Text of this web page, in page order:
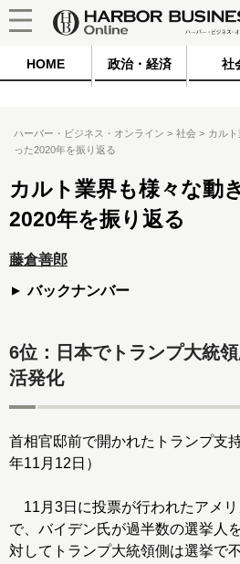
HOME 政治・経済 社
ハーバー・ビジネス・オンライン 社会
カル
った2020年を振り返る
カルト業界も様々な動
2020年を振り返る
藤倉善郎
バックナンバー
6位：日本でトランプ大統
活発化
首相官邸前で開かれたトランプ支
年11月12日）
11月3日に投票が行われたアメリ
で、バイデン氏が過半数の選挙人
対してトランプ大統領側は選挙で